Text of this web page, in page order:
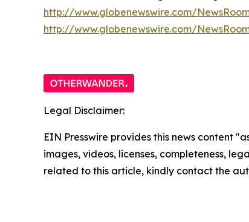
http://www.globenewswire.com/
http://www.globenewswire.com/
Legal Disclaimer:
EIN Presswire provides this news content
images, videos, licenses, completeness,
related to this article, kindly contact the